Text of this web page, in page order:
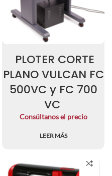
PLOTER CORTE
PLANO VULCAN FC
500VC y FC 700
VC
Consúltanos el precio
LEER MÁS